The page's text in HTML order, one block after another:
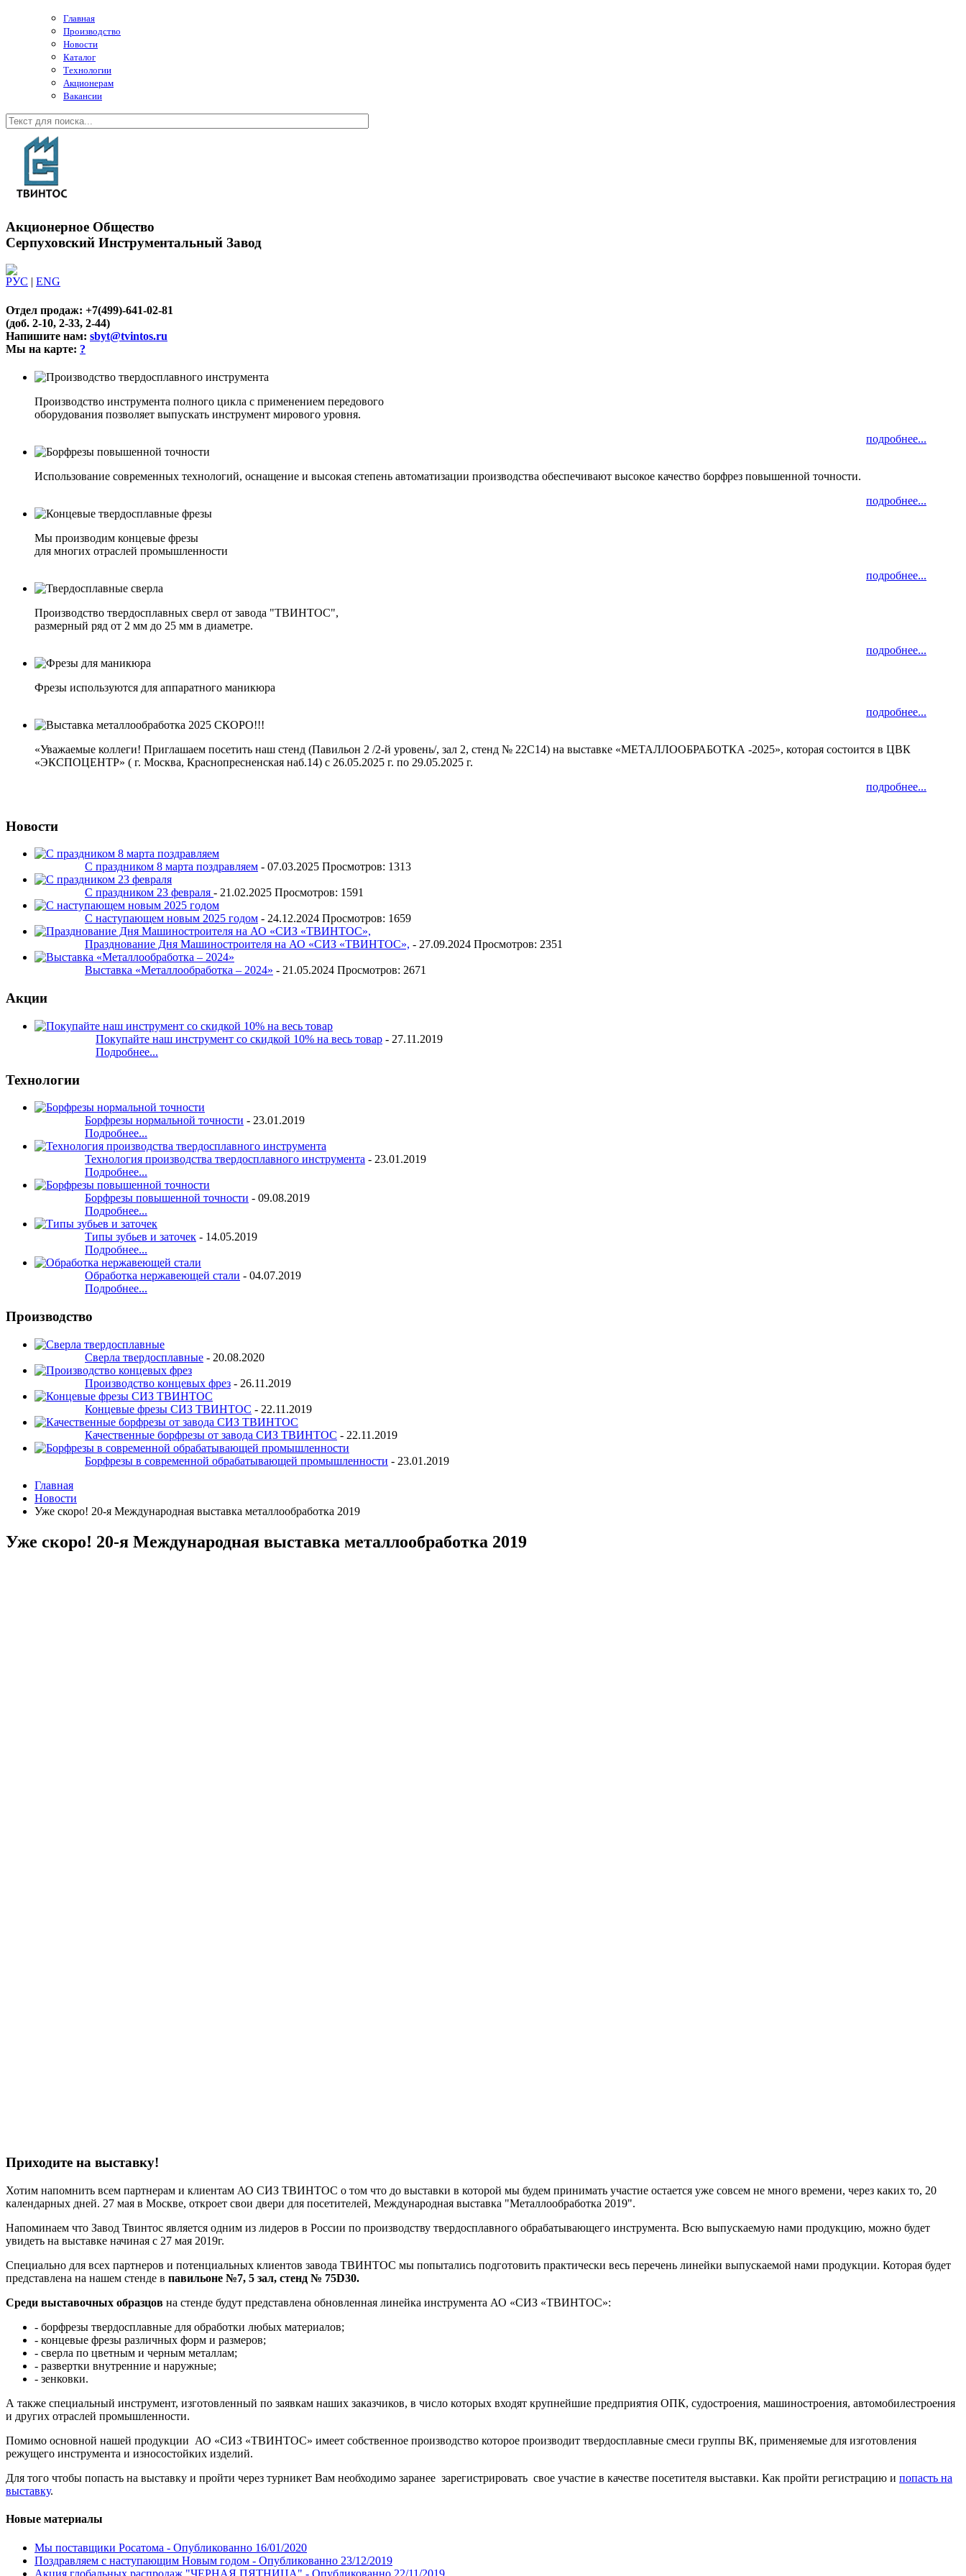
Главная
Производство
Новости
Каталог
Технологии
Акционерам
Вакансии
Акционерное Общество
Серпуховский Инструментальный Завод
РУС | ENG
Отдел продаж: +7(499)-641-02-81
(доб. 2-10, 2-33, 2-44)
Напишите нам: sbyt@tvintos.ru
Мы на карте: ?
Производство инструмента полного цикла с применением передового
оборудования позволяет выпускать инструмент мирового уровня.
подробнее...
Использование современных технологий, оснащение и высокая степень автоматизации производства обеспечивают высокое качество борфрез повышенной точности.
подробнее...
Мы производим концевые фрезы
для многих отраслей промышленности
подробнее...
Производство твердосплавных сверл от завода "ТВИНТОС",
размерный ряд от 2 мм до 25 мм в диаметре.
подробнее...
Фрезы используются для аппаратного маникюра
подробнее...
«Уважаемые коллеги! Приглашаем посетить наш стенд (Павильон 2 /2-й уровень/, зал 2, стенд № 22С14) на выставке «МЕТАЛЛООБРАБОТКА -2025», которая состоится в ЦВК
«ЭКСПОЦЕНТР» ( г. Москва, Краснопресненская наб.14) с 26.05.2025 г. по 29.05.2025 г.
подробнее...
Новости
С праздником 8 марта поздравляем - 07.03.2025 Просмотров: 1313
С праздником 23 февраля - 21.02.2025 Просмотров: 1591
С наступающем новым 2025 годом - 24.12.2024 Просмотров: 1659
Празднование Дня Машиностроителя на АО «СИЗ «ТВИНТОС», - 27.09.2024 Просмотров: 2351
Выставка «Металлообработка – 2024» - 21.05.2024 Просмотров: 2671
Акции
Покупайте наш инструмент со скидкой 10% на весь товар - 27.11.2019
Подробнее...
Технологии
Борфрезы нормальной точности - 23.01.2019
Подробнее...
Технология производства твердосплавного инструмента - 23.01.2019
Подробнее...
Борфрезы повышенной точности - 09.08.2019
Подробнее...
Типы зубьев и заточек - 14.05.2019
Подробнее...
Обработка нержавеющей стали - 04.07.2019
Подробнее...
Производство
Сверла твердосплавные - 20.08.2020
Производство концевых фрез - 26.11.2019
Концевые фрезы СИЗ ТВИНТОС - 22.11.2019
Качественные борфрезы от завода СИЗ ТВИНТОС - 22.11.2019
Борфрезы в современной обрабатывающей промышленности - 23.01.2019
Главная
Новости
Уже скоро! 20-я Международная выставка металлообработка 2019
Уже скоро! 20-я Международная выставка металлообработка 2019
Приходите на выставку!
Хотим напомнить всем партнерам и клиентам АО СИЗ ТВИНТОС о том что до выставки в которой мы будем принимать участие остается уже совсем не много времени, через каких то, 20
календарных дней. 27 мая в Москве, откроет свои двери для посетителей, Международная выставка "Металлообработка 2019".
Напоминаем что Завод Твинтос является одним из лидеров в России по производству твердосплавного обрабатывающего инструмента. Всю выпускаемую нами продукцию, можно будет
увидеть на выставке начиная с 27 мая 2019г.
Специально для всех партнеров и потенциальных клиентов завода ТВИНТОС мы попытались подготовить практически весь перечень линейки выпускаемой нами продукции. Которая будет
представлена на нашем стенде в павильоне №7, 5 зал, стенд № 75D30.
Среди выставочных образцов на стенде будут представлена обновленная линейка инструмента АО «СИЗ «ТВИНТОС»:
- борфрезы твердосплавные для обработки любых материалов;
- концевые фрезы различных форм и размеров;
- сверла по цветным и черным металлам;
- развертки внутренние и наружные;
- зенковки.
А также специальный инструмент, изготовленный по заявкам наших заказчиков, в число которых входят крупнейшие предприятия ОПК, судостроения, машиностроения, автомобилестроения
и других отраслей промышленности.
Помимо основной нашей продукции АО «СИЗ «ТВИНТОС» имеет собственное производство которое производит твердосплавные смеси группы ВК, применяемые для изготовления
режущего инструмента и износостойких изделий.
Для того чтобы попасть на выставку и пройти через турникет Вам необходимо заранее зарегистрировать свое участие в качестве посетителя выставки. Как пройти регистрацию и попасть на
выставку.
Новые материалы
Мы поставщики Росатома - Опубликованно 16/01/2020
Поздравляем с наступающим Новым годом - Опубликованно 23/12/2019
Акция глобальных распродаж "ЧЕРНАЯ ПЯТНИЦА" - Опубликованно 22/11/2019